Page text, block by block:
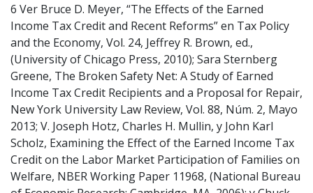
6 Ver Bruce D. Meyer, “The Effects of the Earned
Income Tax Credit and Recent Reforms” en Tax Policy
and the Economy, Vol. 24, Jeffrey R. Brown, ed.,
(University of Chicago Press, 2010); Sara Sternberg
Greene, The Broken Safety Net: A Study of Earned
Income Tax Credit Recipients and a Proposal for Repair,
New York University Law Review, Vol. 88, Núm. 2, Mayo
2013; V. Joseph Hotz, Charles H. Mullin, y John Karl
Scholz, Examining the Effect of the Earned Income Tax
Credit on the Labor Market Participation of Families on
Welfare, NBER Working Paper 11968, (National Bureau